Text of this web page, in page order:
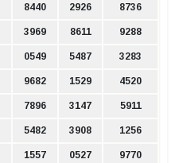
8440 2926 8736
3969 8611 9288
0549 5487 3283
9682 1529 4520
7896 3147 5911
5482 3908 1256
1557 0527 9770